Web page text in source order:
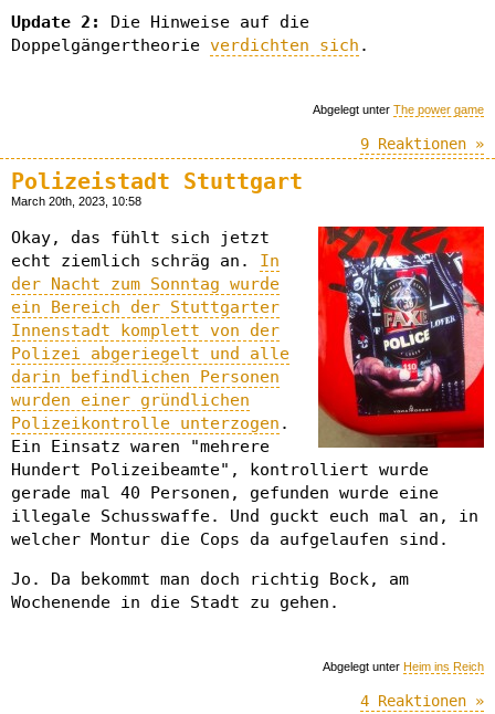
Update 2:
Die Hinweise auf die
Doppelgängertheorie verdichten sich .
Abgelegt unter The power game
9 Reaktionen »
Polizeistadt Stuttgart
March 20th, 2023, 10:58
Okay, das fühlt sich jetzt
echt ziemlich schräg an. In
der Nacht zum Sonntag wurde
ein Bereich der Stuttgarter
Innenstadt komplett von der
Polizei abgeriegelt und alle
darin befindlichen Personen
wurden einer gründlichen
Polizeikontrolle unterzogen .
Ein Einsatz waren "mehrere
Hundert Polizeibeamte", kontrolliert wurde
gerade mal 40 Personen, gefunden wurde eine
illegale Schusswaffe. Und guckt euch mal an, in
welcher Montur die Cops da aufgelaufen sind.
Jo. Da bekommt man doch richtig Bock, am
Wochenende in die Stadt zu gehen.
Abgelegt unter Heim ins Reich
4 Reaktionen »